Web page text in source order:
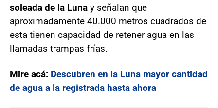
soleada de la Luna y señalan que
aproximadamente 40.000 metros cuadrados de
esta tienen capacidad de retener agua en las
llamadas trampas frías.
Mire acá: Descubren en la Luna mayor cantidad
de agua a la registrada hasta ahora